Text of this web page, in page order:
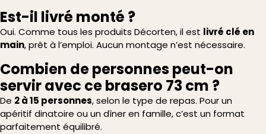
Est-il livré monté ?
Oui. Comme tous les produits Décorten, il est livré clé en
main, prêt à l’emploi. Aucun montage n’est nécessaire.
Combien de personnes peut-on
servir avec ce brasero 73 cm ?
De 2 à 15 personnes, selon le type de repas. Pour un
apéritif dinatoire ou un dîner en famille, c’est un format
parfaitement équilibré.